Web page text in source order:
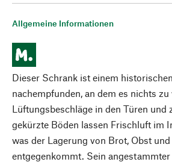
Allgemeine Informationen
Dieser Schrank ist einem
nachempfunden, an dem es nichts
Lüftungsbeschläge in den Türen und
gekürzte Böden lassen Frischluft im
was der Lagerung von Brot, Obst
entgegenkommt. Sein